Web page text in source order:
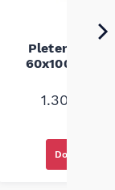
Pletenica
60x100
1.300,00
Dodaj u